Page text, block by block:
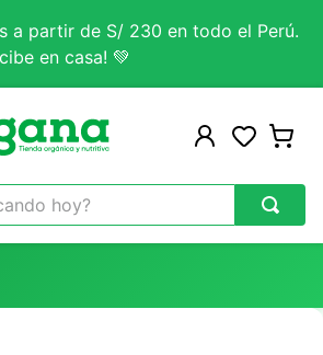
a partir de S/ 230 en todo el Perú.
en casa! 💚
hoy?